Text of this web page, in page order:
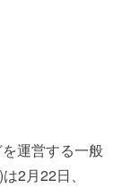
運営する一般
2月22日、